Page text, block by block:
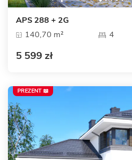
APS 288 + 2G
140,70 m²
4
5 599 zł
PREZENT 📖